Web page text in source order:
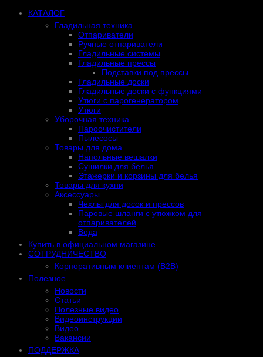
КАТАЛОГ
Гладильная техника
Отпариватели
Ручные отпариватели
Гладильные системы
Гладильные прессы
Подставки под прессы
Гладильные доски
Гладильные доски с функциями
Утюги с парогенератором
Утюги
Уборочная техника
Пароочистители
Пылесосы
Товары для дома
Напольные вешалки
Сушилки для белья
Этажерки и корзины для белья
Товары для кухни
Аксессуары
Чехлы для досок и прессов
Паровые шланги с утюжком для
отпаривателей
Вода
Купить в официальном магазине
СОТРУДНИЧЕСТВО
Корпоративным клиентам (B2B)
Полезное
Новости
Статьи
Полезные видео
Видеоинструкции
Видео
Вакансии
ПОДДЕРЖКА